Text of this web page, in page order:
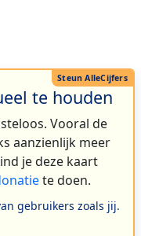
te houden
Vooral de
aanzienlijk meer
je deze kaart
te doen.
gebruikers zoals jij.